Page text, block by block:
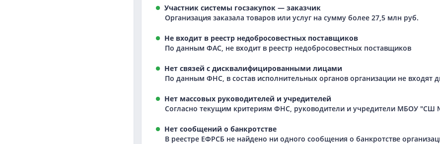
Участник системы госзакупок — заказчик
Организация заказала товаров или услуг на сумму более 27,5 млн руб.
Не входит в реестр недобросовестных поставщиков
По данным ФАС, не входит в реестр недобросовестных поставщиков
Нет связей с дисквалифицированными лицами
По данным ФНС, в состав исполнительных органов организации не входят
Нет массовых руководителей и учредителей
Согласно текущим критериям ФНС, руководители и учредители МБОУ
Нет сообщений о банкротстве
В реестре ЕФРСБ не найдено ни одного сообщения о банкротстве